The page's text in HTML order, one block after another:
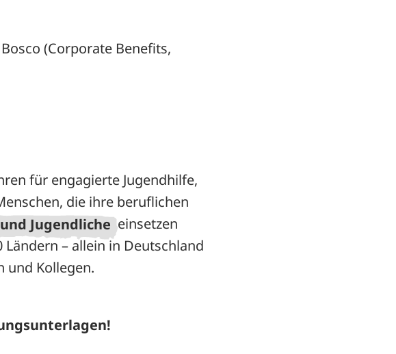
(Corporate Benefits,
für engagierte Jugendhilfe,
die ihre beruflichen
Jugendliche einsetzen
– allein in Deutschland
und Kollegen.